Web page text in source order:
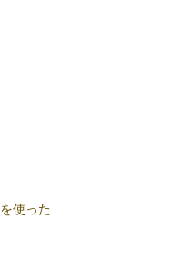
を使った